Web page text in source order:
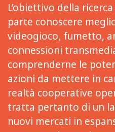
L’obiettivo della
parte conoscere
videogioco, fumetto,
connessioni
comprenderne le
azioni da mettere in
realtà cooperative
tratta pertanto di un
nuovi mercati in